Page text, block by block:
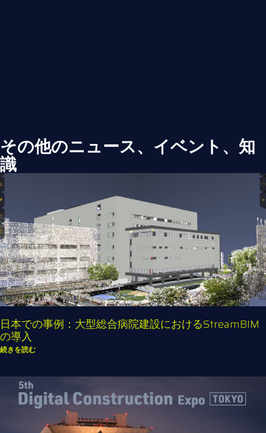
その他のニュース、イベント、知
識
日本での事例：大型総合病院建設におけるStreamBIM
の導入
続きを読む